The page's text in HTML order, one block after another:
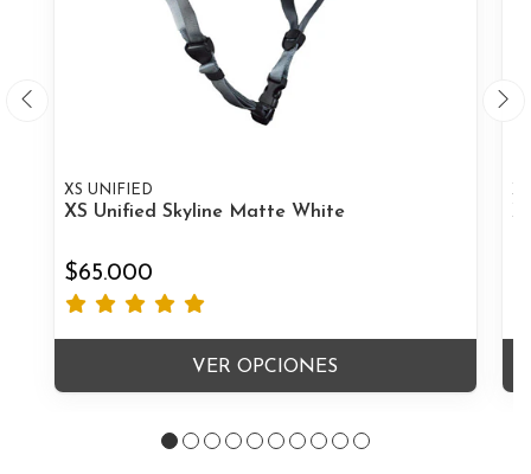
XS UNIFIED
XS Unified Skyline Matte White
$65.000
VER OPCIONES